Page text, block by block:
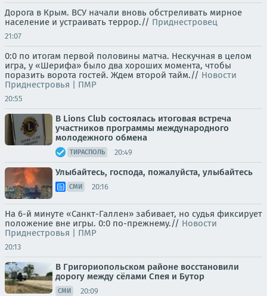
Дорога в Крым. ВСУ начали вновь обстреливать мирное
население и устраивать террор.// Приднестровец
21:07
0:0 по итогам первой половины матча. Нескучная в целом
игра, у «Шерифа» было два хороших момента, чтобы
поразить ворота гостей. Ждем второй тайм.// Новости
Приднестровья | ПМР
20:55
В Lions Club состоялась итоговая встреча
участников программы международного
молодежного обмена
ТИРАСПОЛЬ 20:49
Улыбайтесь, господа, пожалуйста, улыбайтесь
СМИ 20:16
На 6-й минуте «Санкт-Галлен» забивает, но судья фиксирует
положение вне игры. 0:0 по-прежнему.// Новости
Приднестровья | ПМР
20:13
В Григориопольском районе восстановили
дорогу между сёлами Спея и Бутор
СМИ 20:09